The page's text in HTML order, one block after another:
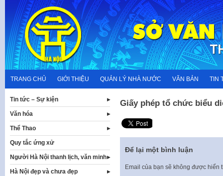
content
TRANG CHỦ GIỚI THIỆU QUẢN LÝ NHÀ NƯỚC VĂN BẢN TIN
Giấy phép tổ chức biểu
Để lại một bình luận
Email của bạn sẽ không được hiển
Tin tức – Sự kiện
Văn hóa
Thể Thao
Quy tắc ứng xử
Người Hà Nội thanh lịch, văn minh
Hà Nội đẹp và chưa đẹp